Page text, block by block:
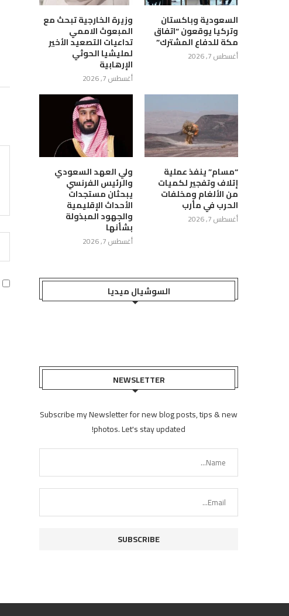
الحوثي الإرهابية تصعّد
لمدينة مأرب بالصواريخ...
أغسطس 7, 2026
وزارة حقوق الإنسان تدين جريمة
استهداف مليشيا الحوثي...
أغسطس 7, 2026
السعودية وباكستان
وتركيا يوقعون “اتفاق
مكة للدفاع المشترك”
أغسطس 7, 2026
وزيرة الخارجية تبحث مع
المبعوث الاممي
تداعيات التصعيد الأخير
لمليشيا الحوثي
الإرهابية
أغسطس 7, 2026
“مسام” ينفذ عملية
إتلاف وتفجير لكميات
من الألغام ومخلفات
الحرب في مأرب
أغسطس 7, 2026
ولي العهد السعودي
والرئيس الفرنسي
يبحثان مستجدات
الأحداث الإقليمية
والجهود المبذولة
بشأنها
أغسطس 7, 2026
السوشيال ميديا
NEWSLETTER
Subscribe my Newsletter for new blog posts, tips & new
photos. Let's stay updated!